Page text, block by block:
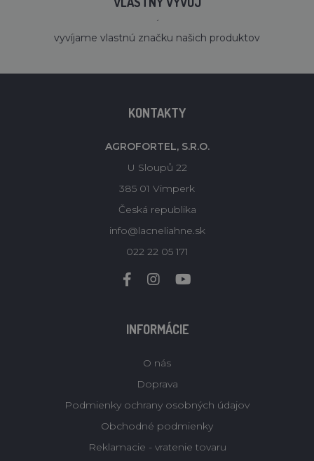
´
vyvíjame vlastnú značku našich produktov
KONTAKTY
AGROFORTEL, S.R.O.
U Sloupů 22
385 01 Vimperk
Česká republika
info@lacneliahne.sk
022 22 05 171
INFORMÁCIE
O nás
Doprava
Podmienky ochrany osobných údajov
Obchodné podmienky
Reklamacie - vratenie tovaru